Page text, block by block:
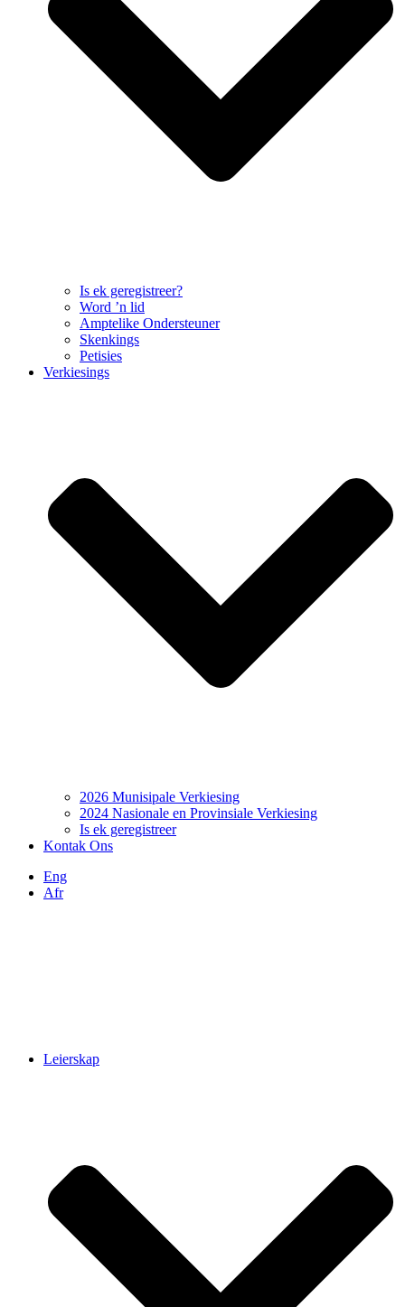
Is ek geregistreer?
Word ’n lid
Amptelike Ondersteuner
Skenkings
Petisies
Verkiesings
2026 Munisipale Verkiesing
2024 Nasionale en Provinsiale Verkiesing
Is ek geregistreer
Kontak Ons
Eng
Afr
Leierskap